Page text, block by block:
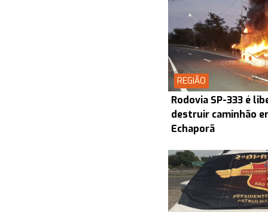
REGIÃO
Rodovia SP-333 é
destruir caminhão
Echaporã